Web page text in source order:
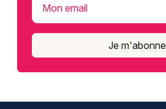
Mon email
Je m'abonne